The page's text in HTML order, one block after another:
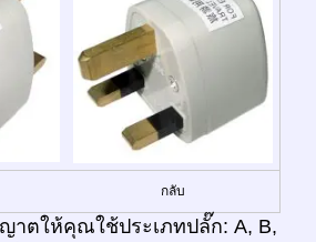
กลับ
าตให้คุณใช้ประเภทปลั๊ก: A, B,